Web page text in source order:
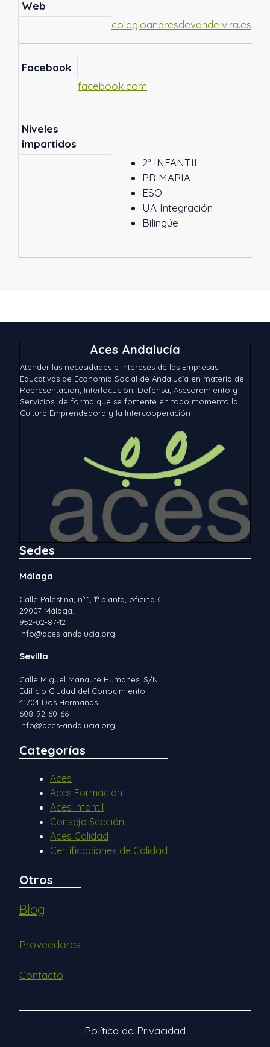
Web
colegioandresdevandelvira.es
Facebook
facebook.com
Niveles
impartidos
2º INFANTIL
PRIMARIA
ESO
UA Integración
Bilingüe
Aces Andalucía
Atender las necesidades e intereses de las Empresas
Educativas de Economía Social de Andalucía en materia de
Representación, Interlocución, Defensa, Asesoramiento y
Servicios, de forma que se fomente en todo momento la
Cultura Emprendedora y la Intercooperación
Sedes
Málaga
Calle Palestina, nº 1, 1ª planta, oficina C.
29007 Málaga.
952-02-87-12
info@aces-andalucia.org
Sevilla
Calle Miguel Manaute Humanes, S/N.
Edificio Ciudad del Conocimiento.
41704 Dos Hermanas.
608-92-60-66
info@aces-andalucia.org
Categorías
Aces
Aces Formación
Aces Infantil
Consejo Sección
Aces Calidad
Certificaciones de Calidad
Otros
Blog
Proveedores
Contacto
Política de Privacidad